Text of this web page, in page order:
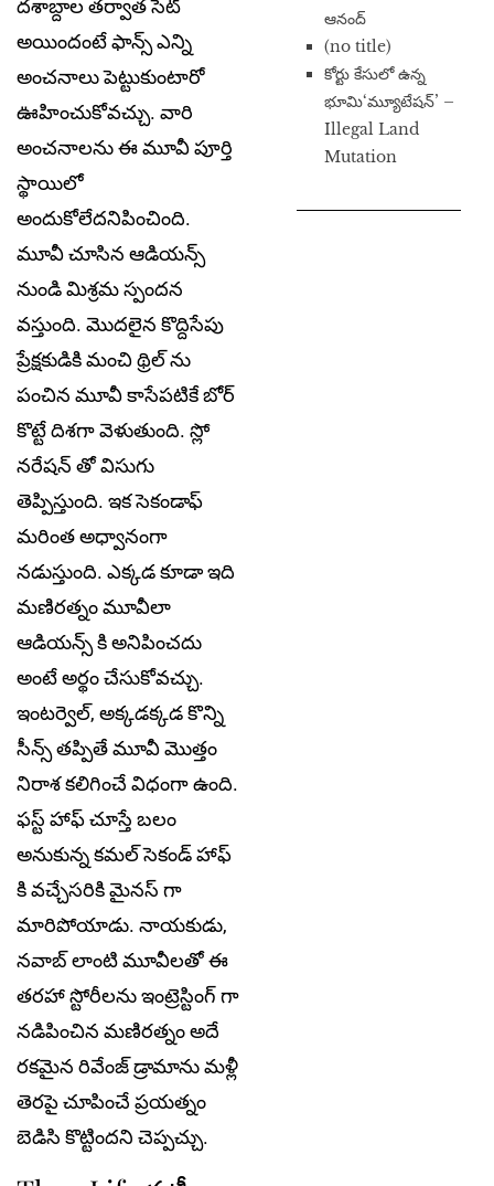
దశాబ్దాల తర్వాత సెట్
అయిందంటే ఫాన్స్ ఎన్ని
అంచనాలు పెట్టుకుంటారో
ఊహించుకోవచ్చు. వారి
అంచనాలను ఈ మూవీ పూర్తి
స్థాయిలో
అందుకోలేదనిపించింది.
మూవీ చూసిన ఆడియన్స్
నుండి మిశ్రమ స్పందన
వస్తుంది. మొదలైన కొద్దిసేపు
ప్రేక్షకుడికి మంచి థ్రిల్ ను
పంచిన మూవీ కాసేపటికే బోర్
కొట్టే దిశగా వెళుతుంది. స్లో
నరేషన్ తో విసుగు
తెప్పిస్తుంది. ఇక సెకండాఫ్
మరింత అధ్వానంగా
నడుస్తుంది. ఎక్కడ కూడా ఇది
మణిరత్నం మూవీలా
ఆడియన్స్ కి అనిపించదు
అంటే అర్థం చేసుకోవచ్చు.
ఇంటర్వెల్, అక్కడక్కడ కొన్ని
సీన్స్ తప్పితే మూవీ మొత్తం
నిరాశ కలిగించే విధంగా ఉంది.
ఫస్ట్ హాఫ్ చూస్తే బలం
అనుకున్న కమల్ సెకండ్ హాఫ్
కి వచ్చేసరికి మైనస్ గా
మారిపోయాడు. నాయకుడు,
నవాబ్ లాంటి మూవీలతో ఈ
తరహా స్టోరీలను ఇంట్రెస్టింగ్ గా
నడిపించిన మణిరత్నం అదే
రకమైన రివేంజ్ డ్రామాను మళ్లీ
తెరపై చూపించే ప్రయత్నం
బెడిసి కొట్టిందని చెప్పచ్చు.
ఆనంద్
(no title)
​కోర్టు కేసులో ఉన్న
భూమి‘మ్యూటేషన్’ –
Illegal Land
Mutation